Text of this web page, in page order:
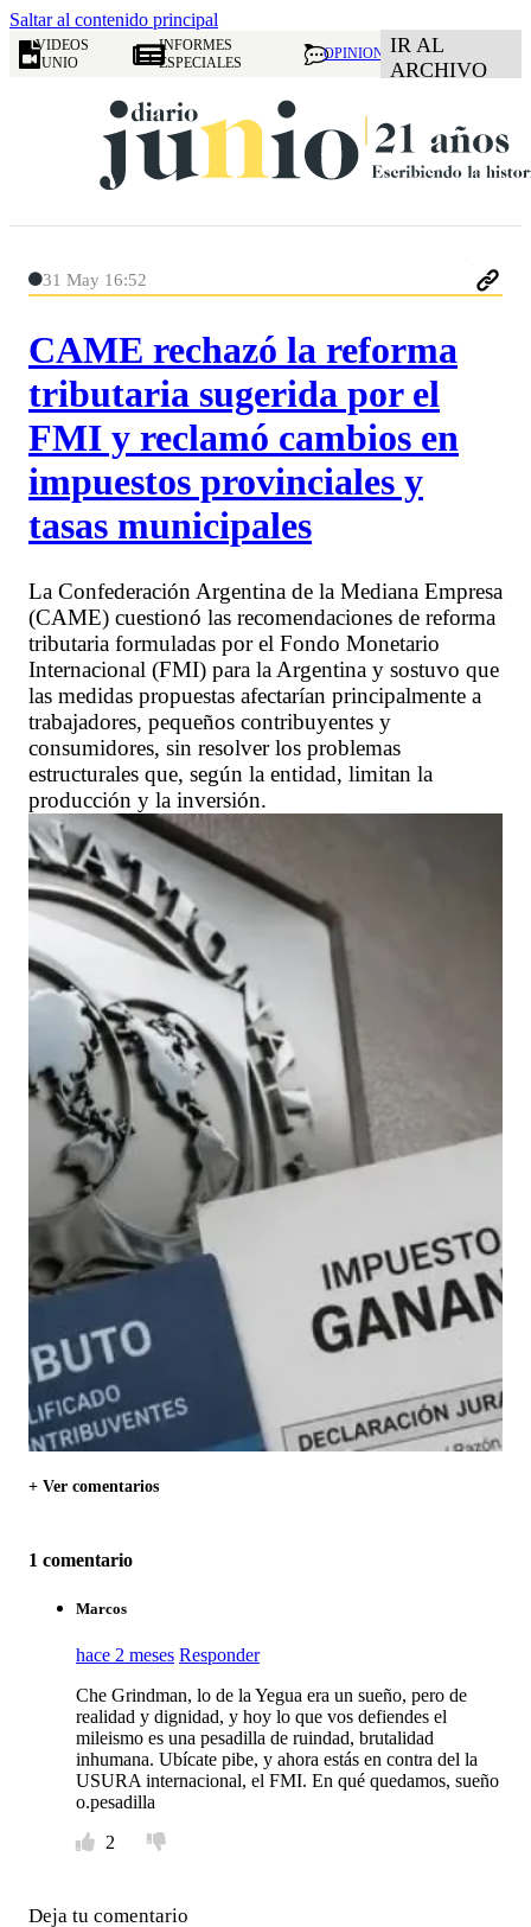
Saltar al contenido principal
VIDEOS
JUNIO
INFORMES
ESPECIALES
OPINION IR AL
ARCHIVO
31 May 16:52
CAME rechazó la reforma
tributaria sugerida por el
FMI y reclamó cambios en
impuestos provinciales y
tasas municipales
La Confederación Argentina de la Mediana Empresa
(CAME) cuestionó las recomendaciones de reforma
tributaria formuladas por el Fondo Monetario
Internacional (FMI) para la Argentina y sostuvo que
las medidas propuestas afectarían principalmente a
trabajadores, pequeños contribuyentes y
consumidores, sin resolver los problemas
estructurales que, según la entidad, limitan la
producción y la inversión.
+ Ver comentarios
1 comentario
Marcos
hace 2 meses Responder
Che Grindman, lo de la Yegua era un sueño, pero de
realidad y dignidad, y hoy lo que vos defiendes el
mileismo es una pesadilla de ruindad, brutalidad
inhumana. Ubícate pibe, y ahora estás en contra del la
USURA internacional, el FMI. En qué quedamos, sueño
o.pesadilla
2
Deja tu comentario